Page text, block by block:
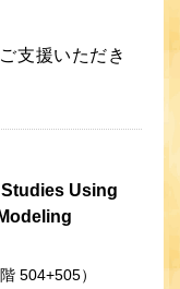
支援いただき
Using
504+505）